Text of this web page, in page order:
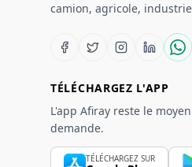
camion, agricole,
TÉLÉCHARGEZ L'APP
L'app Afiray reste le
demande.
TÉLÉCHARGEZ SUR